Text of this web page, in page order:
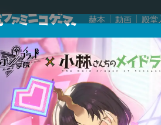
赫本 動画 殿堂